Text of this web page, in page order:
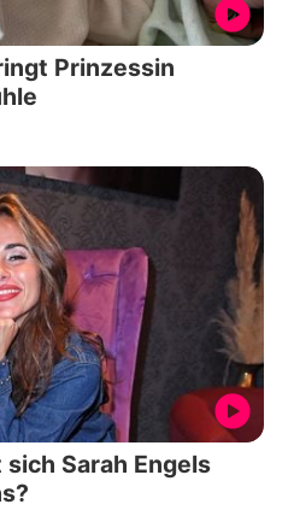
Prinzessin
Sarah Engels